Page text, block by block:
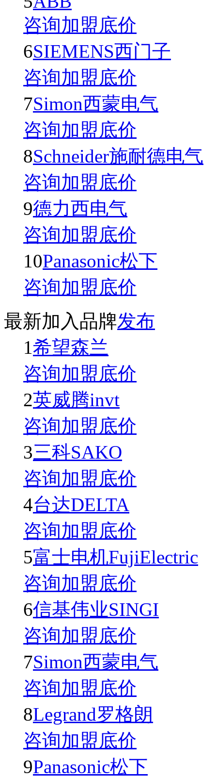
咨询加盟底价
6SIEMENS西门子
咨询加盟底价
7Simon西蒙电气
咨询加盟底价
8Schneider施耐德电气
咨询加盟底价
9德力西电气
咨询加盟底价
10Panasonic松下
咨询加盟底价
最新加入品牌发布
1希望森兰
咨询加盟底价
2英威腾invt
咨询加盟底价
3三科SAKO
咨询加盟底价
4台达DELTA
咨询加盟底价
5富士电机FujiElectric
咨询加盟底价
6信基伟业SINGI
咨询加盟底价
7Simon西蒙电气
咨询加盟底价
8Legrand罗格朗
咨询加盟底价
9Panasonic松下